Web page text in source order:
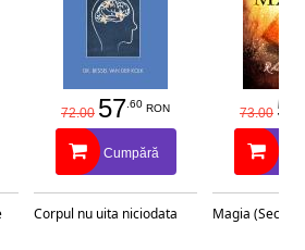
72.00 57.60 RON
Cumpără
Corpul nu uita niciodata
73.00 58
Magia